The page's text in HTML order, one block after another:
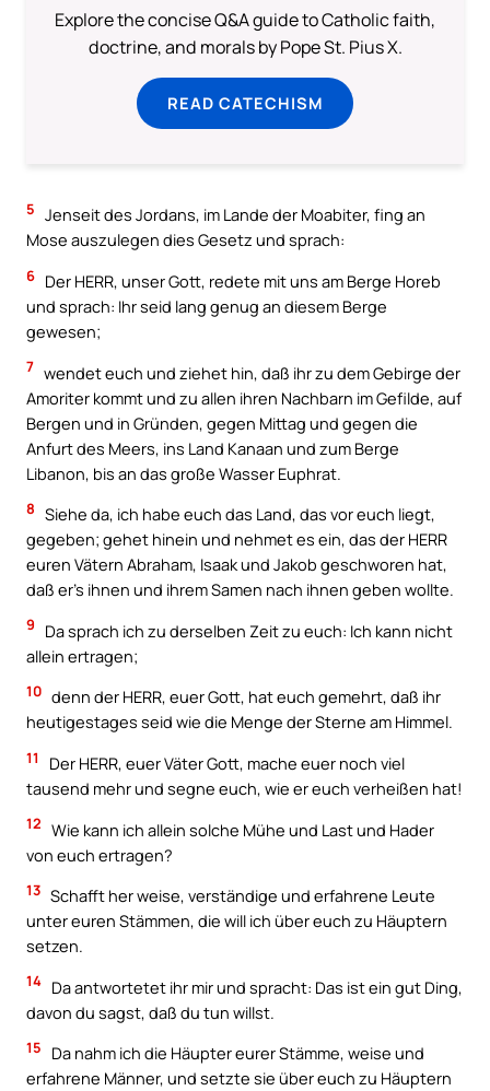
Explore the concise Q&A guide to Catholic faith,
doctrine, and morals by Pope St. Pius X.
READ CATECHISM
5 Jenseit des Jordans, im Lande der Moabiter, fing an
Mose auszulegen dies Gesetz und sprach:
6 Der HERR, unser Gott, redete mit uns am Berge Horeb
und sprach: Ihr seid lang genug an diesem Berge
gewesen;
7 wendet euch und ziehet hin, daß ihr zu dem Gebirge der
Amoriter kommt und zu allen ihren Nachbarn im Gefilde, auf
Bergen und in Gründen, gegen Mittag und gegen die
Anfurt des Meers, ins Land Kanaan und zum Berge
Libanon, bis an das große Wasser Euphrat.
8 Siehe da, ich habe euch das Land, das vor euch liegt,
gegeben; gehet hinein und nehmet es ein, das der HERR
euren Vätern Abraham, Isaak und Jakob geschworen hat,
daß er’s ihnen und ihrem Samen nach ihnen geben wollte.
9
Da sprach ich zu derselben Zeit zu euch: Ich kann nicht
allein ertragen;
10 denn der HERR, euer Gott, hat euch gemehrt, daß ihr
heutigestages seid wie die Menge der Sterne am Himmel.
11
Der HERR, euer Väter Gott, mache euer noch viel
tausend mehr und segne euch, wie er euch verheißen hat!
12 Wie kann ich allein solche Mühe und Last und Hader
von euch ertragen?
13 Schafft her weise, verständige und erfahrene Leute
unter euren Stämmen, die will ich über euch zu Häuptern
setzen.
14 Da antwortetet ihr mir und spracht: Das ist ein gut Ding,
davon du sagst, daß du tun willst.
15
Da nahm ich die Häupter eurer Stämme, weise und
erfahrene Männer, und setzte sie über euch zu Häuptern